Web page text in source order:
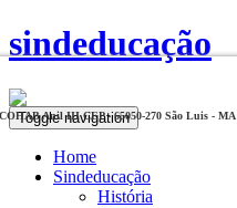
sindeducação
Toggle navigation
Home
Sindeducação
História
COHAB Anil III CEP - 65050-270 São Luis - MA